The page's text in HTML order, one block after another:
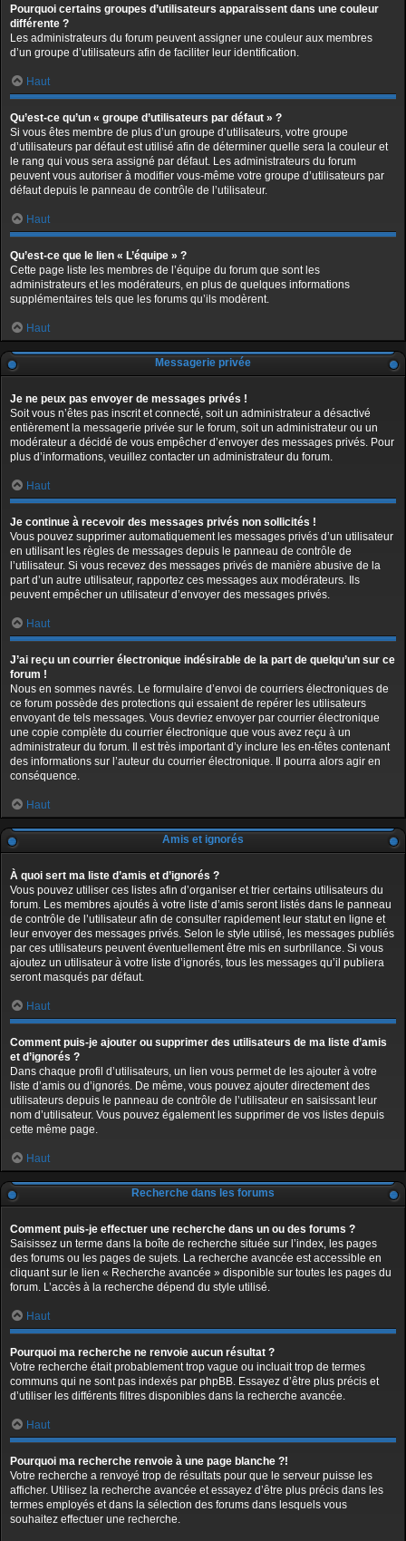
Pourquoi certains groupes d’utilisateurs apparaissent dans une couleur
différente ?
Les administrateurs du forum peuvent assigner une couleur aux membres
d’un groupe d’utilisateurs afin de faciliter leur identification.
Haut
Qu’est-ce qu’un « groupe d’utilisateurs par défaut » ?
Si vous êtes membre de plus d’un groupe d’utilisateurs, votre groupe
d’utilisateurs par défaut est utilisé afin de déterminer quelle sera la couleur et
le rang qui vous sera assigné par défaut. Les administrateurs du forum
peuvent vous autoriser à modifier vous-même votre groupe d’utilisateurs par
défaut depuis le panneau de contrôle de l’utilisateur.
Haut
Qu’est-ce que le lien « L’équipe » ?
Cette page liste les membres de l’équipe du forum que sont les
administrateurs et les modérateurs, en plus de quelques informations
supplémentaires tels que les forums qu’ils modèrent.
Haut
Messagerie privée
Je ne peux pas envoyer de messages privés !
Soit vous n’êtes pas inscrit et connecté, soit un administrateur a désactivé
entièrement la messagerie privée sur le forum, soit un administrateur ou un
modérateur a décidé de vous empêcher d’envoyer des messages privés. Pour
plus d’informations, veuillez contacter un administrateur du forum.
Haut
Je continue à recevoir des messages privés non sollicités !
Vous pouvez supprimer automatiquement les messages privés d’un utilisateur
en utilisant les règles de messages depuis le panneau de contrôle de
l’utilisateur. Si vous recevez des messages privés de manière abusive de la
part d’un autre utilisateur, rapportez ces messages aux modérateurs. Ils
peuvent empêcher un utilisateur d’envoyer des messages privés.
Haut
J’ai reçu un courrier électronique indésirable de la part de quelqu’un sur ce
forum !
Nous en sommes navrés. Le formulaire d’envoi de courriers électroniques de
ce forum possède des protections qui essaient de repérer les utilisateurs
envoyant de tels messages. Vous devriez envoyer par courrier électronique
une copie complète du courrier électronique que vous avez reçu à un
administrateur du forum. Il est très important d’y inclure les en-têtes contenant
des informations sur l’auteur du courrier électronique. Il pourra alors agir en
conséquence.
Haut
Amis et ignorés
À quoi sert ma liste d’amis et d’ignorés ?
Vous pouvez utiliser ces listes afin d’organiser et trier certains utilisateurs du
forum. Les membres ajoutés à votre liste d’amis seront listés dans le panneau
de contrôle de l’utilisateur afin de consulter rapidement leur statut en ligne et
leur envoyer des messages privés. Selon le style utilisé, les messages publiés
par ces utilisateurs peuvent éventuellement être mis en surbrillance. Si vous
ajoutez un utilisateur à votre liste d’ignorés, tous les messages qu’il publiera
seront masqués par défaut.
Haut
Comment puis-je ajouter ou supprimer des utilisateurs de ma liste d’amis
et d’ignorés ?
Dans chaque profil d’utilisateurs, un lien vous permet de les ajouter à votre
liste d’amis ou d’ignorés. De même, vous pouvez ajouter directement des
utilisateurs depuis le panneau de contrôle de l’utilisateur en saisissant leur
nom d’utilisateur. Vous pouvez également les supprimer de vos listes depuis
cette même page.
Haut
Recherche dans les forums
Comment puis-je effectuer une recherche dans un ou des forums ?
Saisissez un terme dans la boîte de recherche située sur l’index, les pages
des forums ou les pages de sujets. La recherche avancée est accessible en
cliquant sur le lien « Recherche avancée » disponible sur toutes les pages du
forum. L’accès à la recherche dépend du style utilisé.
Haut
Pourquoi ma recherche ne renvoie aucun résultat ?
Votre recherche était probablement trop vague ou incluait trop de termes
communs qui ne sont pas indexés par phpBB. Essayez d’être plus précis et
d’utiliser les différents filtres disponibles dans la recherche avancée.
Haut
Pourquoi ma recherche renvoie à une page blanche ?!
Votre recherche a renvoyé trop de résultats pour que le serveur puisse les
afficher. Utilisez la recherche avancée et essayez d’être plus précis dans les
termes employés et dans la sélection des forums dans lesquels vous
souhaitez effectuer une recherche.